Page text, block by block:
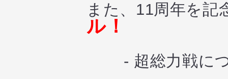
また、11周年を記
ル！
- 超総力戦につ